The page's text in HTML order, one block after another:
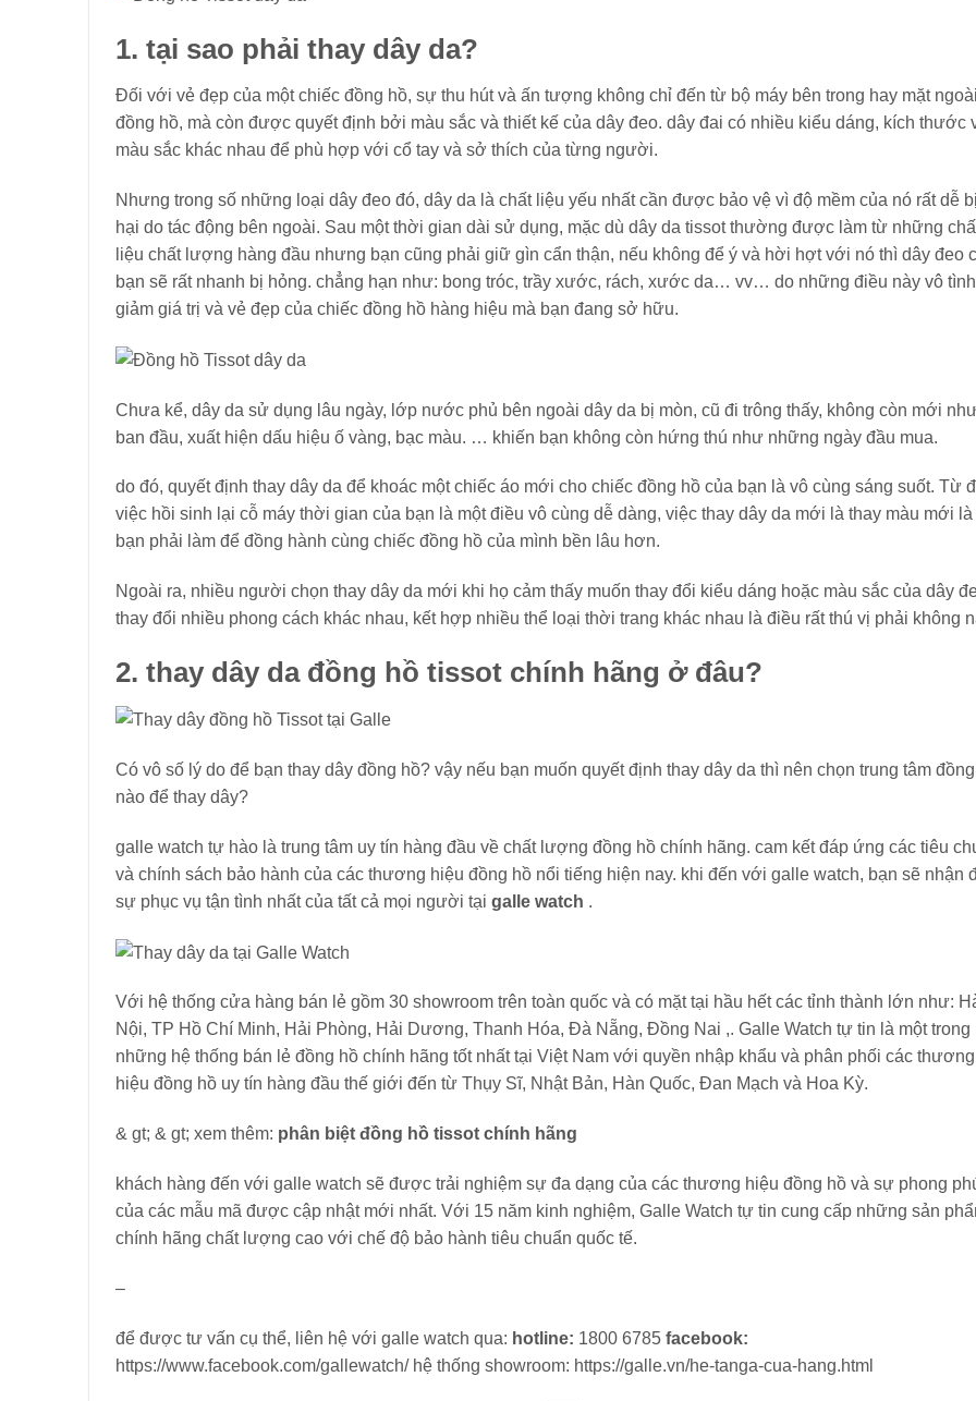
1. tại sao phải thay dây da?
Đối với vẻ đẹp của một chiếc đồng hồ, sự thu hút và ấn tượng không chỉ đến từ bộ máy bên trong hay mặt
đồng hồ, mà còn được quyết định bởi màu sắc và thiết kế của dây đeo. dây đai có nhiều kiểu dáng, kích thước
màu sắc khác nhau để phù hợp với cổ tay và sở thích của từng người.
Nhưng trong số những loại dây đeo đó, dây da là chất liệu yếu nhất cần được bảo vệ vì độ mềm của nó rất dễ
hại do tác động bên ngoài. Sau một thời gian dài sử dụng, mặc dù dây da tissot thường được làm từ những
liệu chất lượng hàng đầu nhưng bạn cũng phải giữ gìn cẩn thận, nếu không để ý và hời hợt với nó thì dây đeo
bạn sẽ rất nhanh bị hỏng. chẳng hạn như: bong tróc, trầy xước, rách, xước da… vv… do những điều này vô
giảm giá trị và vẻ đẹp của chiếc đồng hồ hàng hiệu mà bạn đang sở hữu.
Chưa kể, dây da sử dụng lâu ngày, lớp nước phủ bên ngoài dây da bị mòn, cũ đi trông thấy, không còn mới
ban đầu, xuất hiện dấu hiệu ố vàng, bạc màu. … khiến bạn không còn hứng thú như những ngày đầu mua.
do đó, quyết định thay dây da để khoác một chiếc áo mới cho chiếc đồng hồ của bạn là vô cùng sáng suốt. Từ
việc hồi sinh lại cỗ máy thời gian của bạn là một điều vô cùng dễ dàng, việc thay dây da mới là thay màu mới là
bạn phải làm để đồng hành cùng chiếc đồng hồ của mình bền lâu hơn.
Ngoài ra, nhiều người chọn thay dây da mới khi họ cảm thấy muốn thay đổi kiểu dáng hoặc màu sắc của dây
thay đổi nhiều phong cách khác nhau, kết hợp nhiều thể loại thời trang khác nhau là điều rất thú vị phải không
2. thay dây da đồng hồ tissot chính hãng ở đâu?
Có vô số lý do để bạn thay dây đồng hồ? vậy nếu bạn muốn quyết định thay dây da thì nên chọn trung tâm
nào để thay dây?
galle watch tự hào là trung tâm uy tín hàng đầu về chất lượng đồng hồ chính hãng. cam kết đáp ứng các tiêu
và chính sách bảo hành của các thương hiệu đồng hồ nổi tiếng hiện nay. khi đến với galle watch, bạn sẽ nhận
sự phục vụ tận tình nhất của tất cả mọi người tại galle watch .
Với hệ thống cửa hàng bán lẻ gồm 30 showroom trên toàn quốc và có mặt tại hầu hết các tỉnh thành lớn như:
Nội, TP Hồ Chí Minh, Hải Phòng, Hải Dương, Thanh Hóa, Đà Nẵng, Đồng Nai ,. Galle Watch tự tin là một trong
những hệ thống bán lẻ đồng hồ chính hãng tốt nhất tại Việt Nam với quyền nhập khẩu và phân phối các thương
hiệu đồng hồ uy tín hàng đầu thế giới đến từ Thụy Sĩ, Nhật Bản, Hàn Quốc, Đan Mạch và Hoa Kỳ.
& gt; & gt; xem thêm: phân biệt đồng hồ tissot chính hãng
khách hàng đến với galle watch sẽ được trải nghiệm sự đa dạng của các thương hiệu đồng hồ và sự phong
của các mẫu mã được cập nhật mới nhất. Với 15 năm kinh nghiệm, Galle Watch tự tin cung cấp những sản
chính hãng chất lượng cao với chế độ bảo hành tiêu chuẩn quốc tế.
–
để được tư vấn cụ thể, liên hệ với galle watch qua: hotline: 1800 6785 facebook:
https://www.facebook.com/gallewatch/ hệ thống showroom: https://galle.vn/he-tanga-cua-hang.html